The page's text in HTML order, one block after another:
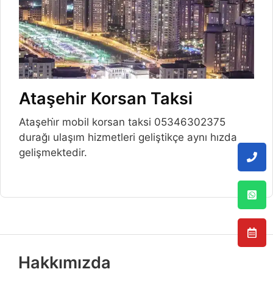
Ataşehir Korsan Taksi
Ataşehi̇r mobil korsan taksi 05346302375
durağı ulaşım hizmetleri geliştikçe aynı hızda
gelişmektedir.
Hakkımızda